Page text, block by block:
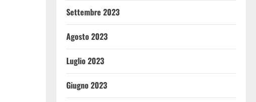
Settembre 2023
Agosto 2023
Luglio 2023
Giugno 2023